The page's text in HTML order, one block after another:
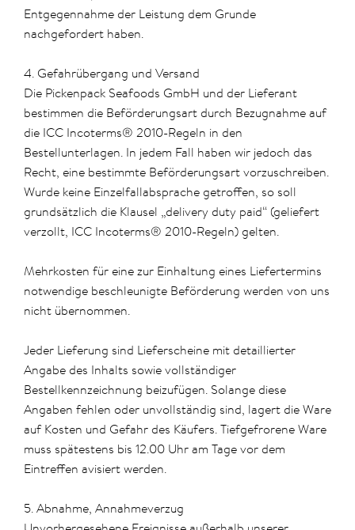
Entgegennahme der Leistung dem Grunde
nachgefordert haben.
4. Gefahrübergang und Versand
Die Pickenpack Seafoods GmbH und der Lieferant
bestimmen die Beförderungsart durch Bezugnahme auf
die ICC Incoterms® 2010-Regeln in den
Bestellunterlagen. In jedem Fall haben wir jedoch das
Recht, eine bestimmte Beförderungsart vorzuschreiben.
Wurde keine Einzelfallabsprache getroffen, so soll
grundsätzlich die Klausel „delivery duty paid“ (geliefert
verzollt, ICC Incoterms® 2010-Regeln) gelten.
Mehrkosten für eine zur Einhaltung eines Liefertermins
notwendige beschleunigte Beförderung werden von uns
nicht übernommen.
Jeder Lieferung sind Lieferscheine mit detaillierter
Angabe des Inhalts sowie vollständiger
Bestellkennzeichnung beizufügen. Solange diese
Angaben fehlen oder unvollständig sind, lagert die Ware
auf Kosten und Gefahr des Käufers. Tiefgefrorene Ware
muss spätestens bis 12.00 Uhr am Tage vor dem
Eintreffen avisiert werden.
5. Abnahme, Annahmeverzug